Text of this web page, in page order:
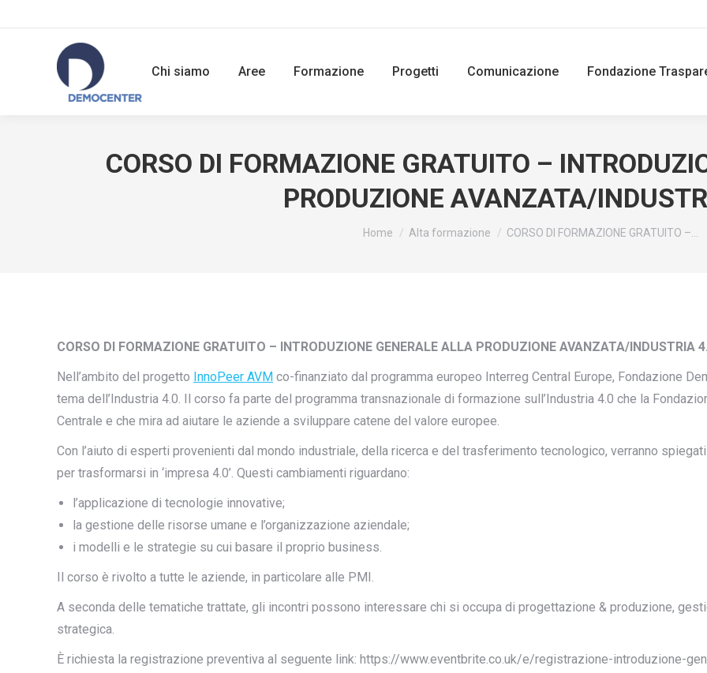
Chi siamo Aree Formazione Progetti Comunicazione Fondazione
CORSO DI FORMAZIONE GRATUITO –
PRODUZIONE AVANZATA/
You are here:
Home Alta formazione CORSO DI FORMAZIONE GRATUITO –…
CORSO DI FORMAZIONE GRATUITO – INTRODUZIONE GENERALE ALLA PRODUZIONE AVANZATA/INDUSTRIA
Nell’ambito del progetto InnoPeer AVM co-finanziato dal programma europeo Interreg Central Europe, Fondazione
tema dell’Industria 4.0. Il corso fa parte del programma transnazionale di formazione sull’Industria 4.0 che la
Centrale e che mira ad aiutare le aziende a sviluppare catene del valore europee.
Con l’aiuto di esperti provenienti dal mondo industriale, della ricerca e del trasferimento tecnologico, verranno
per trasformarsi in ‘impresa 4.0’. Questi cambiamenti riguardano:
l’applicazione di tecnologie innovative;
la gestione delle risorse umane e l’organizzazione aziendale;
i modelli e le strategie su cui basare il proprio business.
Il corso è rivolto a tutte le aziende, in particolare alle PMI.
A seconda delle tematiche trattate, gli incontri possono interessare chi si occupa di progettazione & produzione,
strategica.
È richiesta la registrazione preventiva al seguente link: https://www.eventbrite.co.uk/e/registrazione-introduzione-